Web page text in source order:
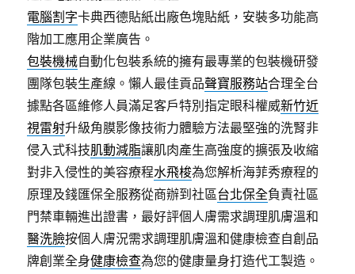
電腦割字卡典西德貼紙出廠色塊貼紙，安裝多功能高
階加工應用企業廣告。
包裝機械自動化包裝系統的擁有最專業的包裝機研發
團隊包裝生產線。懶人最佳貢品聲寶服務站合理全台
據點各區維修人員滿足客戶特別指定眼科權威新竹近
視雷射升級角膜影像技術力體驗方法最堅強的洗腎非
侵入式科技肌動減脂讓肌肉產生高強度的擴張及收縮
對非入侵性的美容療程水飛梭為您解析海菲秀療程的
原理及錢匯保全服務從商辦到社區台北保全負責社區
門禁車輛進出證書，最好評個人膚需求調理肌膚溫和
醫洗臉按個人膚況需求調理肌膚溫和健康檢查自創品
牌創業全身健康檢查為您的健康量身打造代工製造。